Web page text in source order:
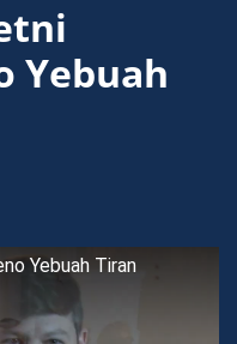
Yebuah
Yebuah Tiran